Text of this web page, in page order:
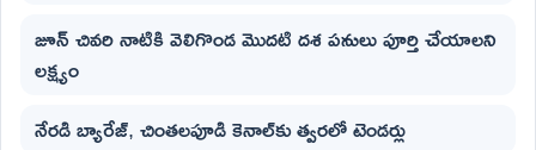
జూన్ చివరి నాటికి వెలిగొండ మొదటి దశ పనులు పూర్తి చేయాలని
లక్ష్యం
నేరడి బ్యారేజ్, చింతలపూడి కెనాల్‌కు త్వరలో టెండర్లు